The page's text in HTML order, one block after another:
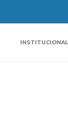
INSTITUCIONAL